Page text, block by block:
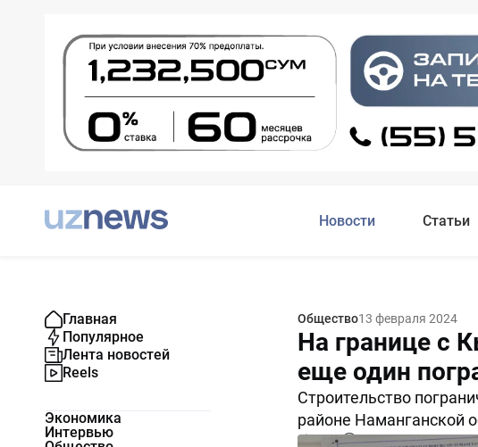
Новости Статьи
Главная
Популярное
Лента новостей
Reels
Экономика
Интервью
Общество13 февраля 2024
На границе с
еще один
Строительство
районе Наманганской
1319 0